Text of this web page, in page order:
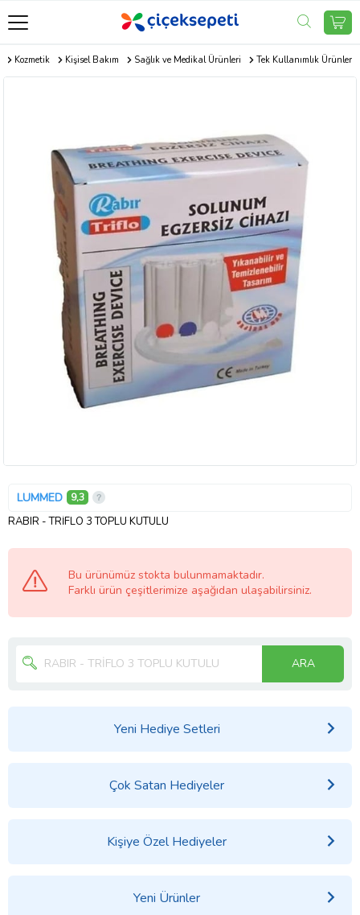
Kozmetik Kişisel Bakım Sağlık ve Medikal Ürünleri Tek Kullanımlık Ürünler
LUMMED 9,3
RABIR - TRİFLO 3 TOPLU KUTULU
Bu ürünümüz stokta bulunmamaktadır.
Farklı ürün çeşitlerimize aşağıdan ulaşabilirsiniz.
ARA
Yeni Hediye Setleri
Çok Satan Hediyeler
Kişiye Özel Hediyeler
Yeni Ürünler